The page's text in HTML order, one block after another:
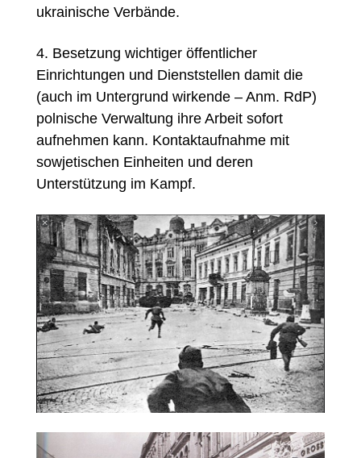
ukrainische Verbände.
4. Besetzung wichtiger öffentlicher
Einrichtungen und Dienststellen damit die
(auch im Untergrund wirkende – Anm. RdP)
polnische Verwaltung ihre Arbeit sofort
aufnehmen kann. Kontaktaufnahme mit
sowjetischen Einheiten und deren
Unterstützung im Kampf.